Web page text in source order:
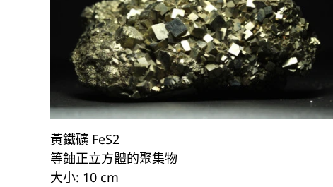
黃鐵礦 FeS2
等鈾正立方體的聚集物
大小: 10 cm